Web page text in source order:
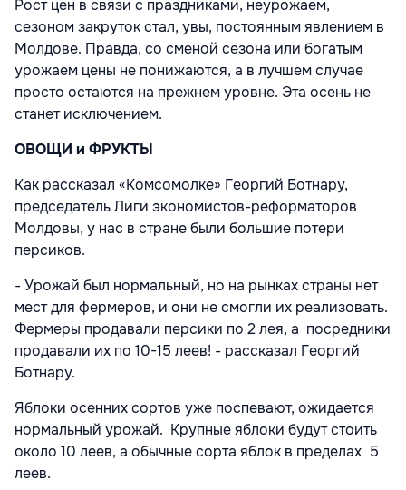
Рост цен в связи с праздниками, неурожаем,
сезоном закруток стал, увы, постоянным явлением в
Молдове. Правда, со сменой сезона или богатым
урожаем цены не понижаются, а в лучшем случае
просто остаются на прежнем уровне. Эта осень не
станет исключением.
ОВОЩИ и ФРУКТЫ
Как рассказал «Комсомолке» Георгий Ботнару,
председатель Лиги экономистов-реформаторов
Молдовы, у нас в стране были большие потери
персиков.
- Урожай был нормальный, но на рынках страны нет
мест для фермеров, и они не смогли их реализовать.
Фермеры продавали персики по 2 лея, а посредники
продавали их по 10-15 леев! - рассказал Георгий
Ботнару.
Яблоки осенних сор­тов уже поспевают, ожидается
нормальный урожай. Крупные яблоки будут стоить
около 10 леев, а обычные сорта яблок в пределах 5
леев.